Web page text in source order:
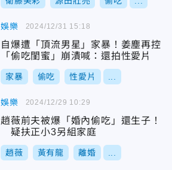
娛樂
自爆遭「頂流男星」家暴！姜塵再控
「偷吃閨蜜」崩潰喊：還拍性愛片
家暴 偷吃 性愛片
2024/12/31 15:18
娛樂
趙薇前夫被爆「婚內偷吃」還生子！
疑扶正小3另組家庭
趙薇 黃有龍 離婚
2024/12/29 10:29